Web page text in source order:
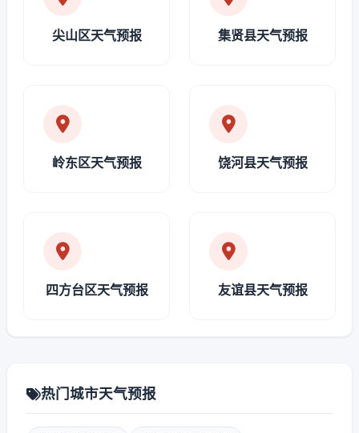
尖山区天气预报 集贤县天气预报
岭东区天气预报 饶河县天气预报
四方台区天气预报 友谊县天气预报
热门城市天气预报